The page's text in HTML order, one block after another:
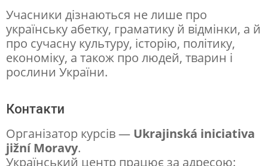
в
и
:
д
я
о
ч
Учасники дізнаються не лише про
українську абетку, граматику й відмінки, а й
про сучасну культуру, історію, політику,
економіку, а також про людей, тварин і
рослини України.
Контакти
Організатор курсів — Ukrajinská iniciativa
jižní Moravy.
Український центр працює за адресою: